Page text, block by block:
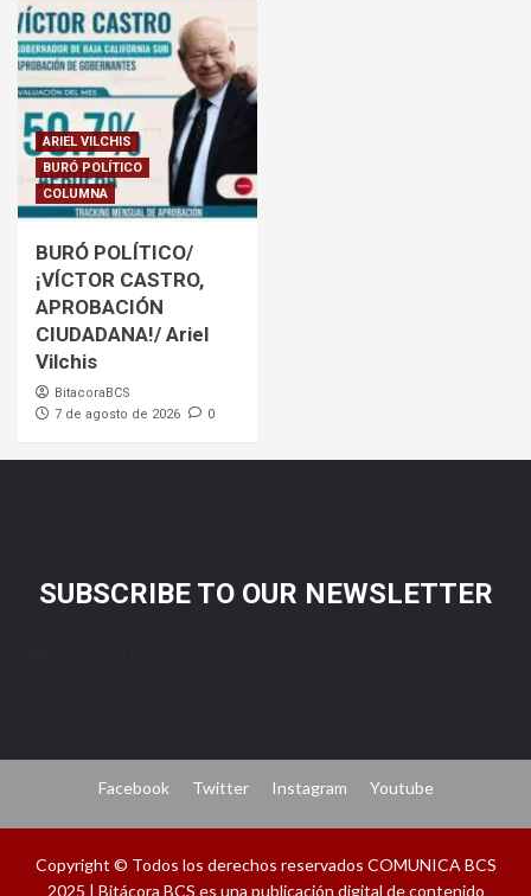
ARIEL VILCHIS
BURÓ POLÍTICO
COLUMNA
BURÓ POLÍTICO/
¡VÍCTOR CASTRO,
APROBACIÓN
CIUDADANA!/ Ariel
Vilchis
BitacoraBCS
7 de agosto de 2026
0
SUBSCRIBE TO OUR NEWSLETTER
Facebook Twitter Instagram Youtube
Copyright © Todos los derechos reservados COMUNICA BCS
2025 | Bitácora BCS es una publicación digital de contenido